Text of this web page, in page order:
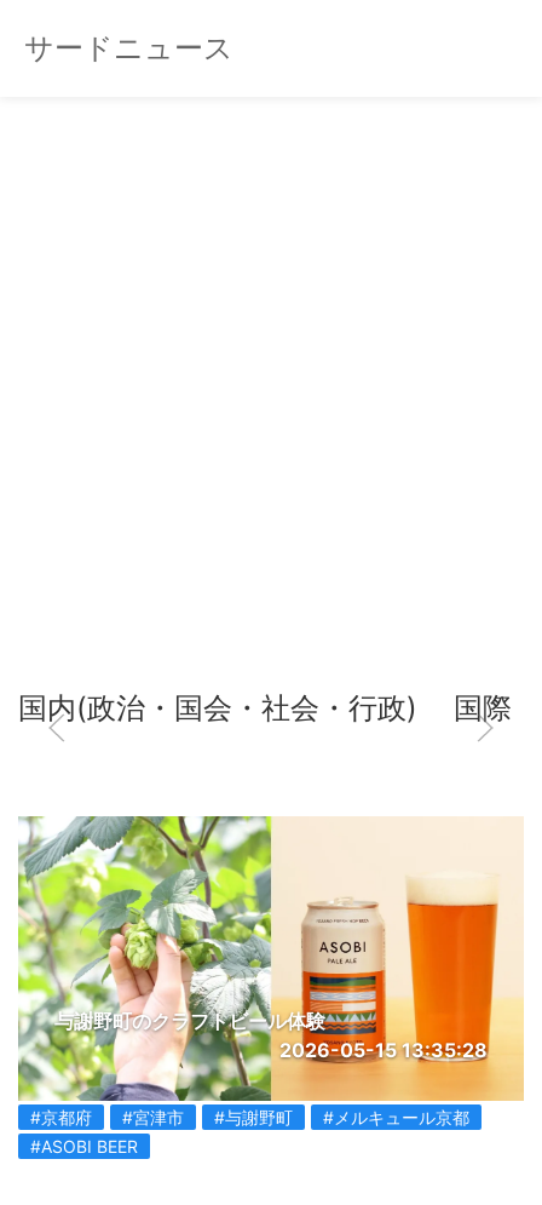
サードニュース
国内(政治・国会・社会・行政) 国際
与謝野町のクラフトビール体験
2026-05-15 13:35:28
#京都府 #宮津市 #与謝野町
#メルキュール京都
#ASOBI BEER